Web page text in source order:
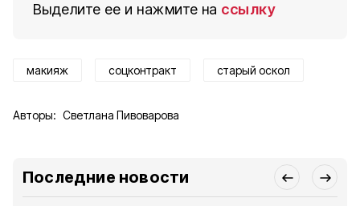
Выделите ее и нажмите на ссылку
макияж соцконтракт старый оскол
Авторы: Светлана Пивоварова
Последние новости